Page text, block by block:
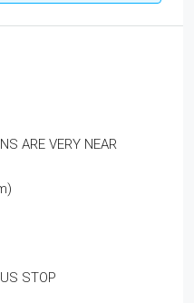
ARE VERY NEAR
STOP